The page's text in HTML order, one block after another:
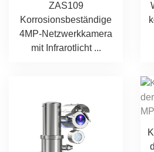
ZAS109
Korrosionsbeständige
4MP-Netzwerkkamera
mit Infrarotlicht ...